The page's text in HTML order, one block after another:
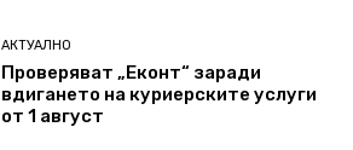
АКТУАЛНО
Проверяват „Еконт“ заради
вдигането на куриерските услуги
от 1 август